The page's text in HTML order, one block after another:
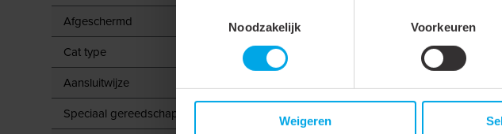
Toestemmingsselectie
Noodzakelijk
Voorkeuren
Weigeren
Afgeschermd
Cat type
Aansluitwijze
Speciaal gereedschap noodzakelijk